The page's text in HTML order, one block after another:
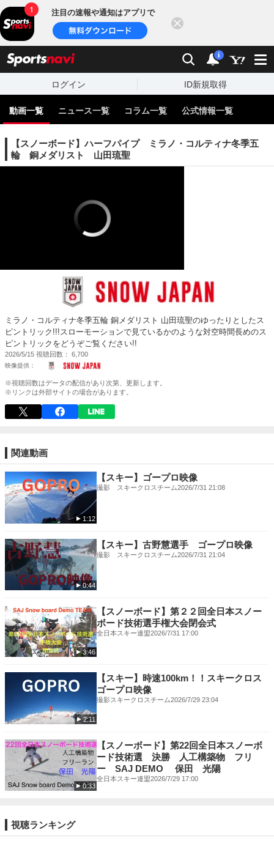
注目の速報や通知はアプリで
検索 通知
i
ログイン ID新規取得
動画一覧 ニュース一覧 コラム一覧 公式情報一覧
【スノーボード】ハーフパイプ ミラノ・コルティナ冬季五
輪 銅メダリスト 山田琉聖
ミラノ・コルティナ冬季五輪 銅メダリスト 山田琉聖のゆったりとしたス
ピントリック!!!スローモーションで見ているかのような対空時間長めのス
ピントリックをどうぞご覧ください!!
2026/5/15 視聴回数 6,700
※視聴回数はデータの配信があり次第、更新します。
※リンクは外部サイトの場合があります。
関連動画
1:12
【スキー】ゴープロ映像
撮影 スキークロスチーム2026/7/31 21:08
0:44
【スキー】古野慧選手 ゴープロ映像
撮影 スキークロスチーム2026/7/31 21:04
3:46
【スノーボード】第２２回全日本スノー
ボード技術選手権大会閉会式
全日本スキー連盟2026/7/31 17:00
2:11
【スキー】時速100km！！スキークロス
ゴープロ映像
撮影スキークロスチーム2026/7/29 23:04
0:33
【スノーボード】第22回全日本スノーボ
ード技術選 決勝 人工構築物 フリ
ー SAJ DEMO 保田 光陽
全日本スキー連盟2026/7/29 17:00
視聴ランキング